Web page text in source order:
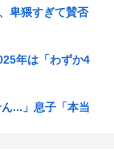
卑猥すぎて賛否
年は「わずか4
...」息子「本当